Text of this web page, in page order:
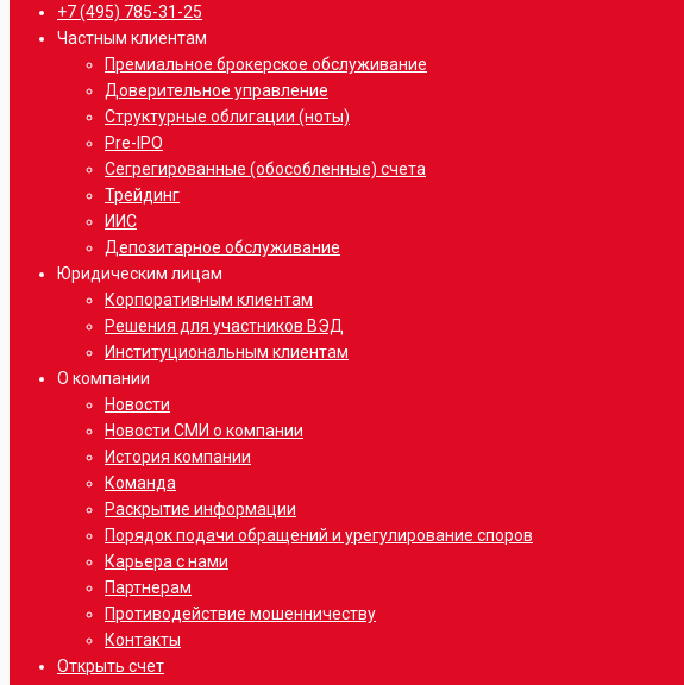
Close
Menu
+7 (495) 785-31-25
Частным клиентам
Премиальное брокерское обслуживание
Доверительное управление
Структурные облигации (ноты)
Pre-IPO
Сегрегированные (обособленные) счета
Трейдинг
ИИС
Депозитарное обслуживание
Юридическим лицам
Корпоративным клиентам
Решения для участников ВЭД
Институциональным клиентам
О компании
Новости
Новости СМИ о компании
История компании
Команда
Раскрытие информации
Порядок подачи обращений и урегулирование споров
Карьера с нами
Партнерам
Противодействие мошенничеству
Контакты
Открыть счет